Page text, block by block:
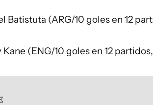
Batistuta (ARG/10 goles en 12
Kane (ENG/10 goles en 12